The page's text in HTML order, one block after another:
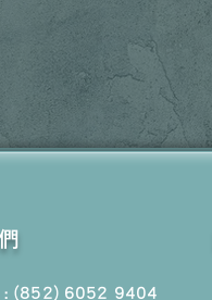
: (852) 6052 9404